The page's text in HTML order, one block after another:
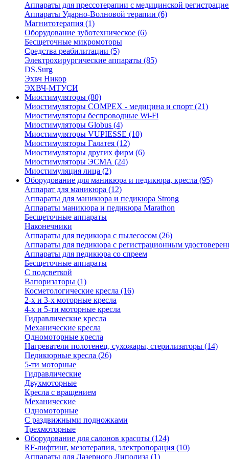
Аппараты для прессотерапии с медицинской
Аппараты Ударно-Волновой терапии (6)
Магнитотерапия (1)
Оборудование зуботехническое (6)
Бесщеточные микромоторы
Средства реабилитации (5)
Электрохирургические аппараты (85)
DS.Surg
Эхвч Никор
ЭХВЧ-МТУСИ
Миостимуляторы (80)
Миостимуляторы COMPEX - медицина и спорт (21)
Миостимуляторы беспроводные Wi-Fi
Миостимуляторы Globus (4)
Миостимуляторы VUPIESSE (10)
Миостимуляторы Галатея (12)
Миостимуляторы других фирм (6)
Миостимуляторы ЭСМА (24)
Миостимуляция лица (2)
Оборудование для маникюра и педикюра, кресла (95)
Аппарат для маникюра (12)
Аппараты для маникюра и педикюра Strong
Аппараты маникюра и педикюра Marathon
Бесщеточные аппараты
Наконечники
Аппараты для педикюра с пылесосом (26)
Аппараты для педикюра с регистрационным
Аппараты для педикюра со спреем
Бесщеточные аппараты
С подсветкой
Вапоризаторы (1)
Косметологические кресла (16)
2-х и 3-х моторные кресла
4-х и 5-ти моторные кресла
Гидравлические кресла
Механические кресла
Одномоторные кресла
Нагреватели полотенец, сухожары, стерилизаторы (14)
Педикюрные кресла (26)
5-ти моторные
Гидравлические
Двухмоторные
Кресла с вращением
Механические
Одномоторные
С раздвижными подножками
Трехмоторные
Оборудование для салонов красоты (124)
RF-лифтинг, мезотерапия, электропорация (10)
Аппараты для Лазерного Липолиза (1)